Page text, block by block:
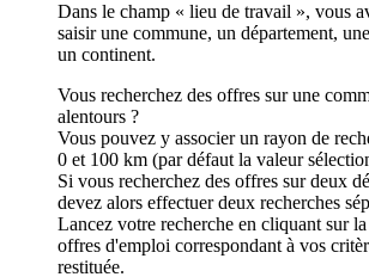
Dans le champ « lieu de travail », vous
saisir une commune, un département,
un continent.
Vous recherchez des offres sur une
alentours ?
Vous pouvez y associer un rayon de
0 et 100 km (par défaut la valeur
Si vous recherchez des offres sur deux
devez alors effectuer deux recherches
Lancez votre recherche en cliquant sur
offres d'emploi correspondant à vos
restituée.